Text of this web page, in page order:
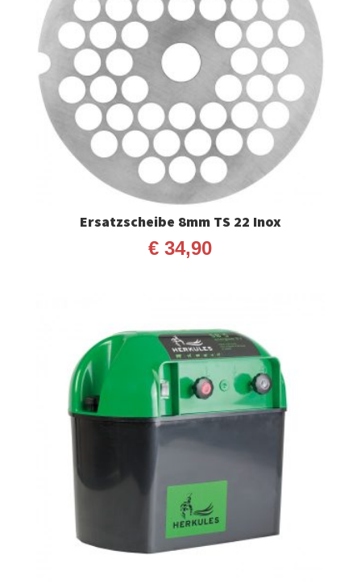
Ersatzscheibe 8mm TS 22 Inox
€ 34,90